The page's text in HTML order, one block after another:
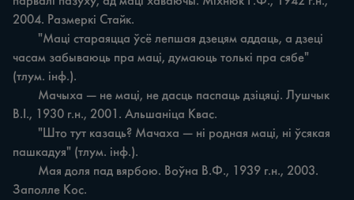
2004. Размеркі Стайк.
часам забываюць пра маці, думаюць толькі пра сябе"
(тлум. інф.).
В.І., 1930 г.н., 2001. Альшаніца Квас.
пашкадуя" (тлум. інф.).
Заполле Кос.